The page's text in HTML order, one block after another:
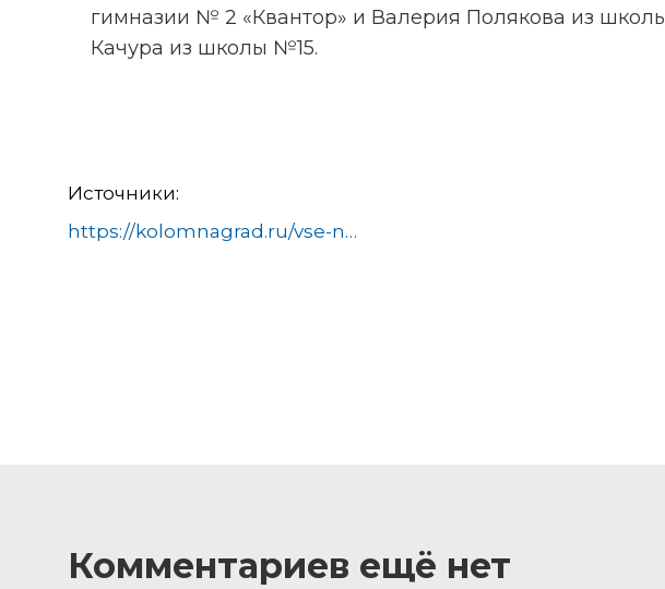
гимназии № 2 «Квантор» и Валерия Полякова из
Качура из школы №15.
Источники:
https://kolomnagrad.ru/vse-novosti/54189-vypusknica-kolomenskoj-gimnazii-2-kvantor-diana-bogacheva-poluchila-300-ballov-na-egje.html
Комментариев ещё нет